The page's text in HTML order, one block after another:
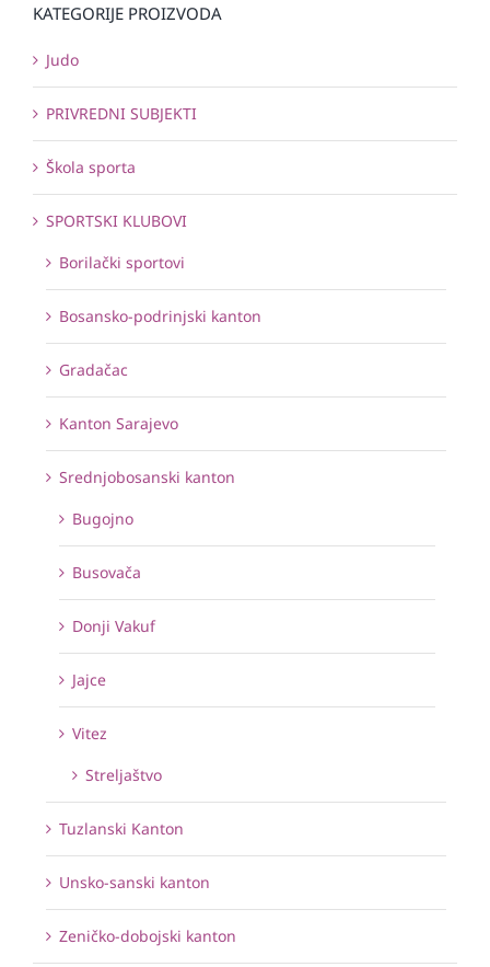
KATEGORIJE PROIZVODA
Judo
PRIVREDNI SUBJEKTI
Škola sporta
SPORTSKI KLUBOVI
Borilački sportovi
Bosansko-podrinjski kanton
Gradačac
Kanton Sarajevo
Srednjobosanski kanton
Bugojno
Busovača
Donji Vakuf
Jajce
Vitez
Streljaštvo
Tuzlanski Kanton
Unsko-sanski kanton
Zeničko-dobojski kanton